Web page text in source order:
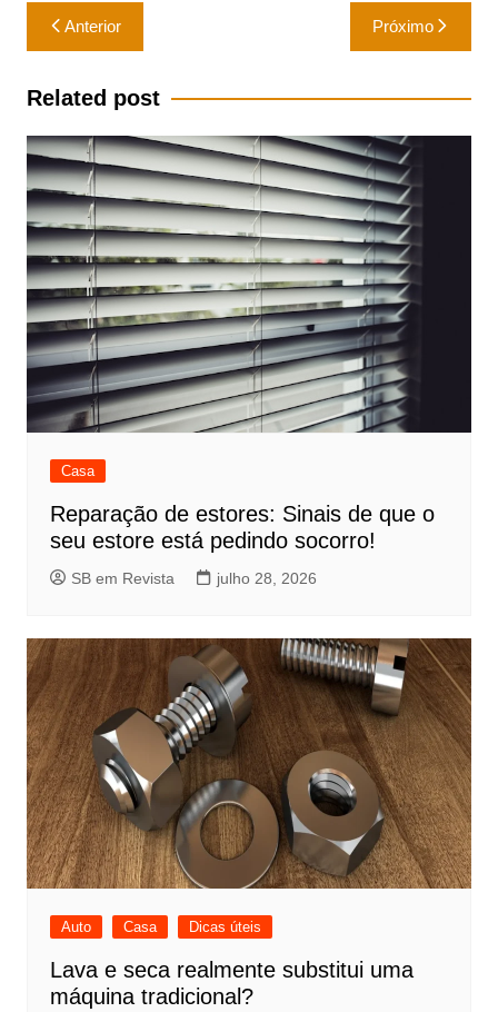
Navegação
de
Post
Anterior Próximo
Related post
Casa
Reparação de estores: Sinais de que o
seu estore está pedindo socorro!
SB em Revista julho 28, 2026
Auto Casa Dicas úteis
Lava e seca realmente substitui uma
máquina tradicional?